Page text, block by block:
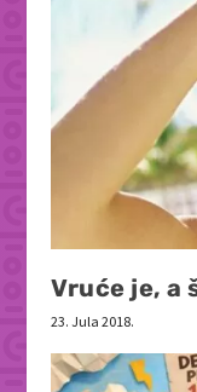
Vruće je, a
23. Jula 2018.